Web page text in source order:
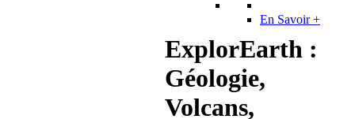
En Savoir +
ExplorEarth :
Géologie,
Volcans,